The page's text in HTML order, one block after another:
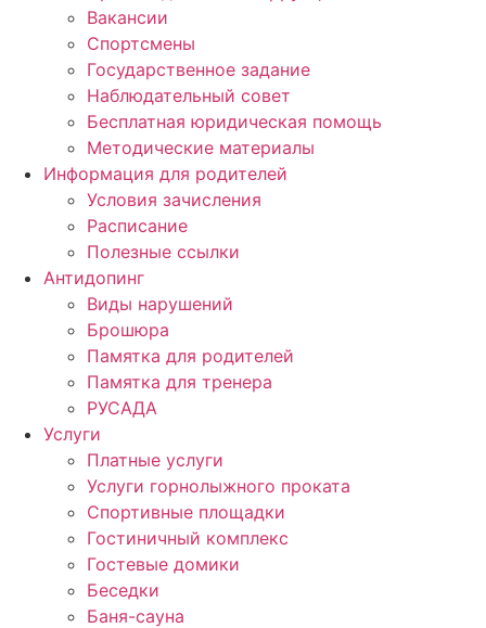
Вакансии
Спортсмены
Государственное задание
Наблюдательный совет
Бесплатная юридическая помощь
Методические материалы
Информация для родителей
Условия зачисления
Расписание
Полезные ссылки
Антидопинг
Виды нарушений
Брошюра
Памятка для родителей
Памятка для тренера
РУСАДА
Услуги
Платные услуги
Услуги горнолыжного проката
Спортивные площадки
Гостиничный комплекс
Гостевые домики
Беседки
Баня-сауна